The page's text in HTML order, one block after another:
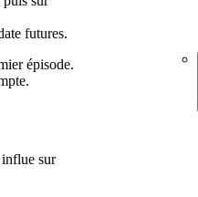
futures.
épisode.
sur